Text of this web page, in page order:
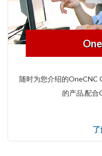
随时为您介绍的OneCNC
的产品,配合